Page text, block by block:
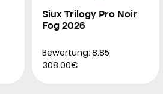
Siux Trilogy Pro Noir
Fog 2026
Bewertung: 8.85
308.00€